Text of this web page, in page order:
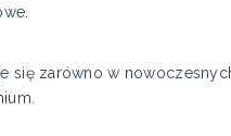
się zarówno w